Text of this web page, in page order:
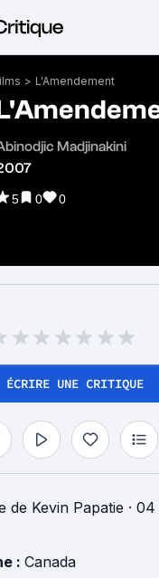
> L'Amendement
Madjinakini
5 0 0
ÉCRIRE UNE CRITIQUE
de Kevin Papatie ·
: Canada